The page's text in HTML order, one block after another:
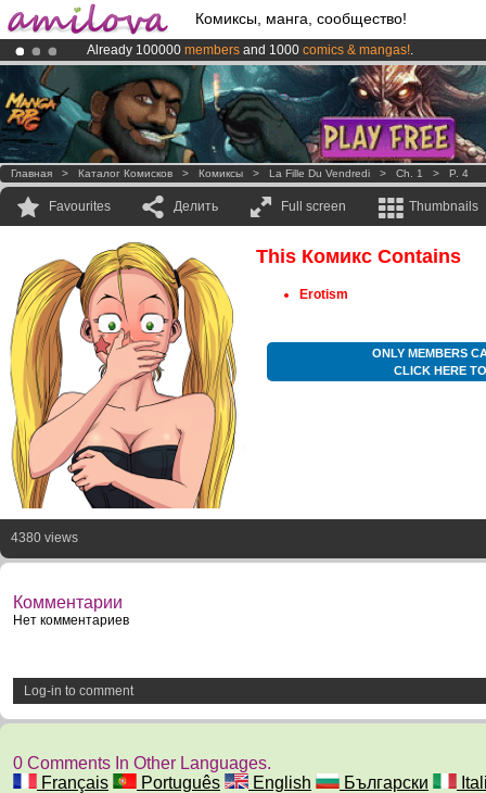
Комиксы, манга, сообщество!
Already 100000 members and 1000 comics & mangas!.
Premium membership from3.95 eurosper month !Get membership
AmilovaKickstarter is now LIVE!.
Главная > Каталог Комисков > Комиксы > La Fille Du Vendredi > Ch. 1 > P. 4
Favourites Делить Full screen Thumbnails
This Комикс Contains
Erotism
ONLY MEMBERS
CLICK HERE
4380 views
Комментарии
Нет комментариев
Log-in to comment
0 Comments In Other Languages.
Français
Português English Български